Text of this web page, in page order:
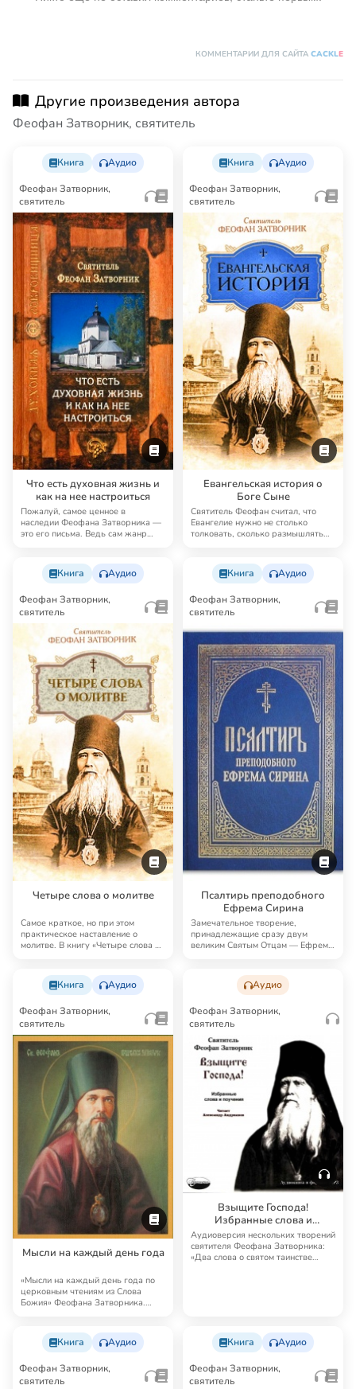
КОММЕНТАРИИ ДЛЯ САЙТА CACKLE
Другие произведения автора
Феофан Затворник, святитель
Книга Аудио
Феофан Затворник,
святитель
Что есть духовная жизнь и
как на нее настроиться
Пожалуй, самое ценное в
наследии Феофана Затворника —
это его письма. Ведь сам жанр
Книга Аудио
Феофан Затворник,
святитель
Евангельская история о
Боге Сыне
Святитель Феофан считал, что
Евангелие нужно не столько
толковать, сколько размышлять
Книга Аудио
Феофан Затворник,
святитель
Четыре слова о молитве
Самое краткое, но при этом
практическое наставление о
молитве. В книгу «Четыре слова о
Книга Аудио
Феофан Затворник,
святитель
Псалтирь преподобного
Ефрема Сирина
Замечательное творение,
принадлежащие сразу двум
великим Святым Отцам — Ефрему
Книга Аудио
Феофан Затворник,
святитель
Мысли на каждый день года
«Мысли на каждый день года по
церковным чтениям из Слова
Божия» Феофана Затворника.
Аудио
Феофан Затворник,
святитель
Взыщите Господа!
Избранные слова и
поучения
Аудиоверсия нескольких творений
святителя Феофана Затворника:
«Два слова о святом таинстве
Книга Аудио
Феофан Затворник,
святитель
Книга Аудио
Феофан Затворник,
святитель